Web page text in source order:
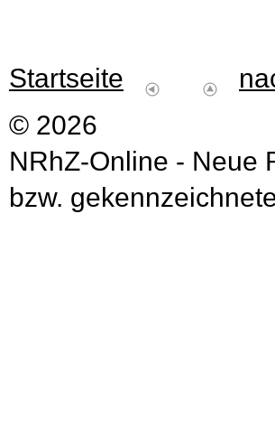
Startseite
© 2026
NRhZ-Online - Neue
bzw.